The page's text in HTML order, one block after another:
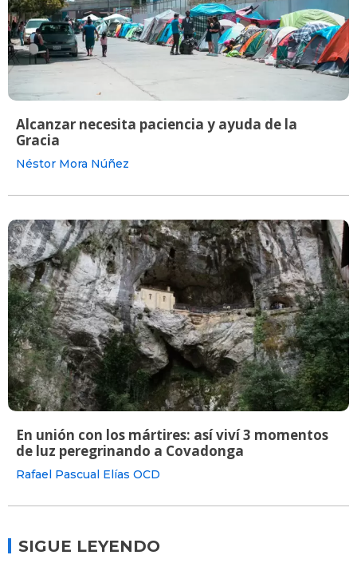
Alcanzar necesita paciencia y ayuda de la
Gracia
Néstor Mora Núñez
En unión con los mártires: así viví 3 momentos
de luz peregrinando a Covadonga
Rafael Pascual Elías OCD
SIGUE LEYENDO